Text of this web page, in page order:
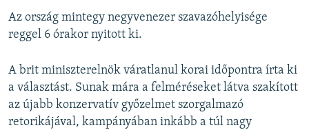
Az ország mintegy negyvenezer szavazóhelyisége
reggel 6 órakor nyitott ki.
A brit miniszterelnök váratlanul korai időpontra írta ki
a választást. Sunak mára a felméréseket látva szakított
az újabb konzervatív győzelmet szorgalmazó
retorikájával, kampányában inkább a túl nagy